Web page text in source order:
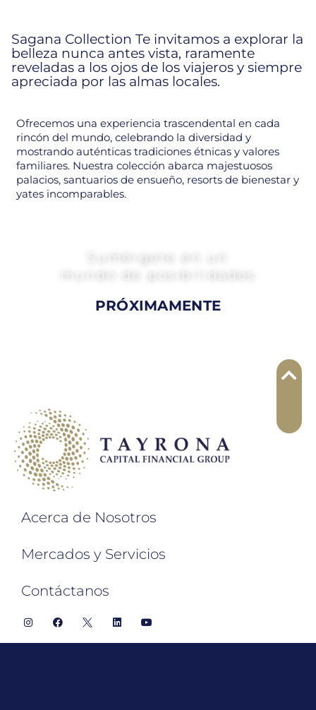
Sagana Collection Te invitamos a explorar la
belleza nunca antes vista, raramente
reveladas a los ojos de los viajeros y siempre
apreciada por las almas locales.
Ofrecemos una experiencia trascendental en cada
rincón del mundo, celebrando la diversidad y
mostrando auténticas tradiciones étnicas y valores
familiares. Nuestra colección abarca majestuosos
palacios, santuarios de ensueño, resorts de bienestar y
yates incomparables.
PRÓXIMAMENTE
Acerca de Nosotros
Mercados y Servicios
Contáctanos